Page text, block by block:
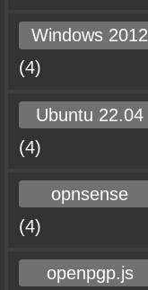
Windows 2012
(4)
Ubuntu 22.04
(4)
opnsense
(4)
openpgp.js